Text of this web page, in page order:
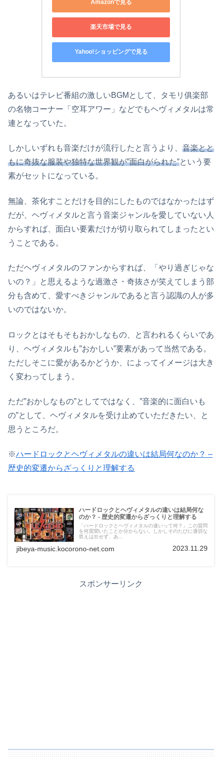
Amazonで見る
楽天市場で見る
Yahoo!ショッピングで見る
あるいはテレビ番組の激しいBGMとして、タモリ俱楽部
の名物コーナー「空耳アワー」などでもヘヴィメタルは常
連となっていた。
しかしいずれも音楽だけが流行したと言うより、 音楽とと
もに奇抜な服装や独特な世界観が”面白がられた”という要
素がセットになっている。
無論、茶化すことだけを目的にしたものではなかったはず
だが、ヘヴィメタルと言う音楽ジャンルを愛していない人
からすれば、面白い要素だけが切り取られてしまったとい
うことである。
ただヘヴィメタルのファンからすれば、「やり過ぎじゃな
いの？」と思えるような過激さ・奇抜さが笑えてしまう部
分も含めて、愛すべきジャンルであると言う認識の人が多
いのではないか。
ロックとはそもそもおかしなもの、と言われるくらいであ
り、ヘヴィメタルも”おかしい”要素があって当然である。
ただしそこに愛があるかどうか、によってイメージは大き
く変わってしまう。
ただ”おかしなもの”としてではなく、”音楽的に面白いも
の”として、ヘヴィメタルを受け止めていただきたい、と
思うところだ。
※ハードロックとヘヴィメタルの違いは結局何なのか？ –
歴史的変遷からざっくりと理解する
ハードロックとヘヴィメタルの違いは結局何な
のか？ - 歴史的変遷からざっくりと理解する
「ハードロックとヘヴィメタルの違いって何？」この質問
を何度聞いたことか分からない。しかしそのたびに適切な
答えは出せず、あ...
jibeya-music.kocorono-net.com 2023.11.29
スポンサーリンク